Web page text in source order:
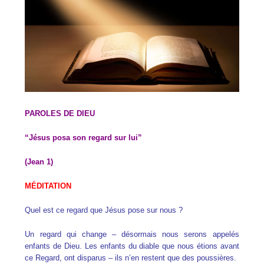
PAROLES DE DIEU
“Jésus posa son regard sur lui”
(Jean 1)
MÉDITATION
Quel est ce regard que Jésus pose sur nous ?
Un regard qui change – désormais nous serons appelés
enfants de Dieu. Les enfants du diable que nous étions avant
ce Regard, ont disparus – ils n’en restent que des poussières.